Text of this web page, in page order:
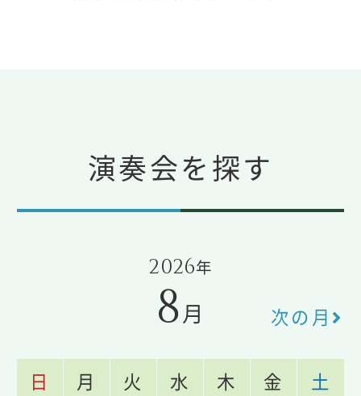
演奏会を探す
2026年
8月 次の月
日 月 火 水 木 金 土